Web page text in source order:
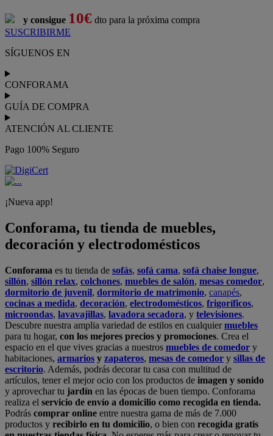
y consigue 10€ dto para la próxima compra
SUSCRIBIRME
SÍGUENOS EN
CONFORAMA
GUÍA DE COMPRA
ATENCIÓN AL CLIENTE
Pago 100% Seguro
¡Nueva app!
Conforama, tu tienda de muebles,
decoración y electrodomésticos
Conforama es tu tienda de sofás, sofá cama, sofá chaise longue,
sillón, sillón relax, colchones, muebles de salón, mesas comedor,
dormitorio de juvenil, dormitorio de matrimonio, canapés,
cocinas a medida, decoración, electrodomésticos, frigoríficos,
microondas, lavavajillas, lavadora secadora, y televisiones.
Descubre nuestra amplia variedad de estilos en cualquiermuebles
para tu hogar, con los mejores precios y promociones. Crea el
espacio en el que vives gracias a nuestros muebles de comedor y
habitaciones, armarios y zapateros, mesas de comedor y sillas de
escritorio. Además, podrás decorar tu casa con multitud de
artículos, tener el mejor ocio con los productos de imagen y sonido
y aprovechar tu jardín en las épocas de buen tiempo. Conforama
realiza el servicio de envío a domicilio como recogida en tienda.
Podrás comprar online entre nuestra gama de más de 7.000
productos y recibirlo en tu domicilio, o bien con recogida gratis